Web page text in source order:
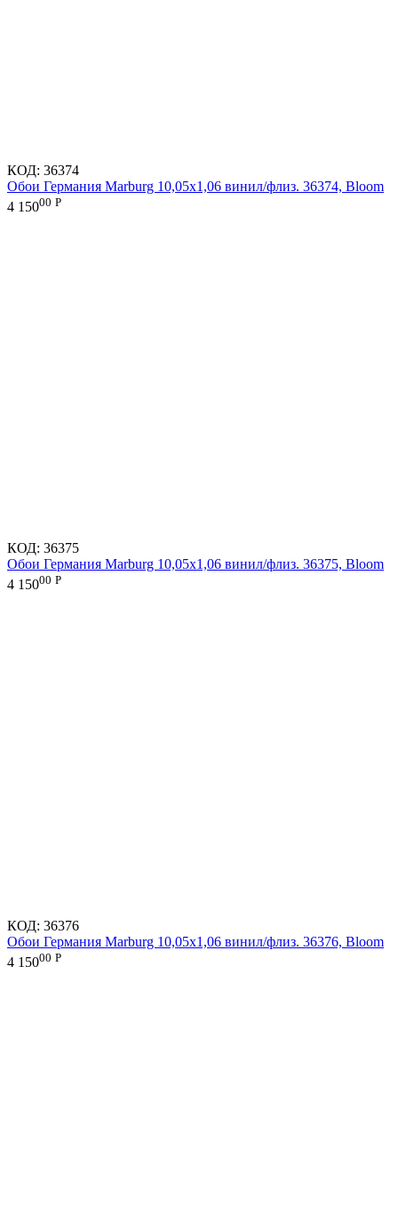
КОД: 36374
Обои Германия Marburg 10,05x1,06 винил/флиз. 36374, Bloom
4 15000 Р
КОД: 36375
Обои Германия Marburg 10,05x1,06 винил/флиз. 36375, Bloom
4 15000 Р
КОД: 36376
Обои Германия Marburg 10,05x1,06 винил/флиз. 36376, Bloom
4 15000 Р